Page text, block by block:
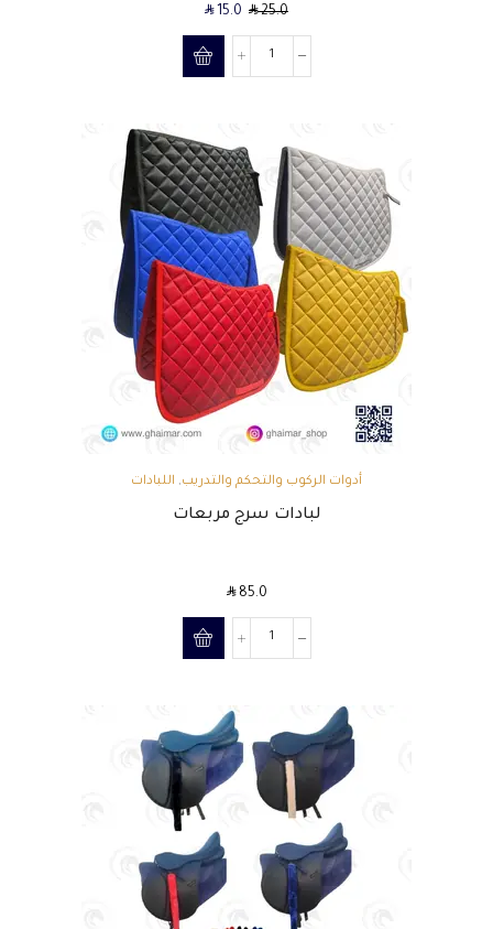
SAR25.0
SAR15.0
أدوات الركوب والتحكم والتدريب, اللبادات
لبادات سرج مربعات
SAR85.0